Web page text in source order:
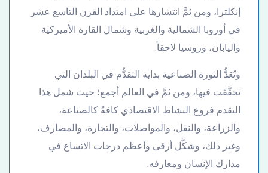
إنكلترا، ومن ثمَّ انتشارها على امتداد القرن التاسع عشر
في أوروبا الشمالية والغربية وشمال القارة الأميركية
واليابان، وروسيا لاحقاً.
وتُعَدُّ الثورة الصناعية بداية التقدُّم في البلدان التي
تحقَّقَت فيها، ومن ثمَّ في العالم أجمع؛ حيث شمل هذا
التقدم فروع النشاط الاقتصادي كافةً كالصناعة،
والزراعة، والنقل، والمواصلات، والتجارة، والمصارف،
وغير ذلك، وشكَّل أرقى وأعظم درجات الاتساع في
مدارك الإنسان ومعارفه.